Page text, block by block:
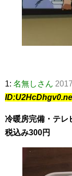
1: 名無しさん
冷暖房完備・テレ
税込み300円